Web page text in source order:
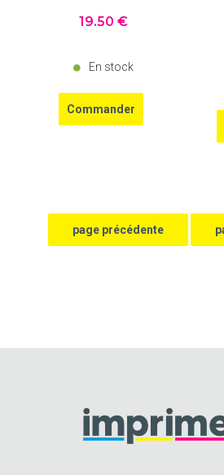
19.50 €
En stock